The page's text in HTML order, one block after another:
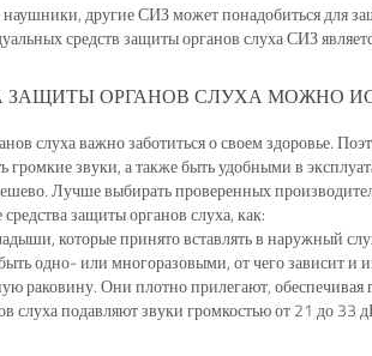
другие СИЗ может понадобиться для
средств защиты органов слуха СИЗ
ЗАЩИТЫ ОРГАНОВ СЛУХА МОЖНО
слуха важно заботиться о своем здоровье.
громкие звуки, а также быть удобными в
Лучше выбирать проверенных
защиты органов слуха, как:
которые принято вставлять в наружный
одно- или многоразовыми, от чего зависит и
раковину. Они плотно прилегают, обеспечивая
слуха подавляют звуки громкостью от 21 до 33